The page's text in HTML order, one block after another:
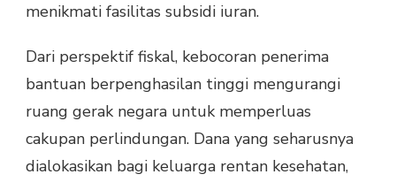
menikmati fasilitas subsidi iuran.
Dari perspektif fiskal, kebocoran penerima
bantuan berpenghasilan tinggi mengurangi
ruang gerak negara untuk memperluas
cakupan perlindungan. Dana yang seharusnya
dialokasikan bagi keluarga rentan kesehatan,